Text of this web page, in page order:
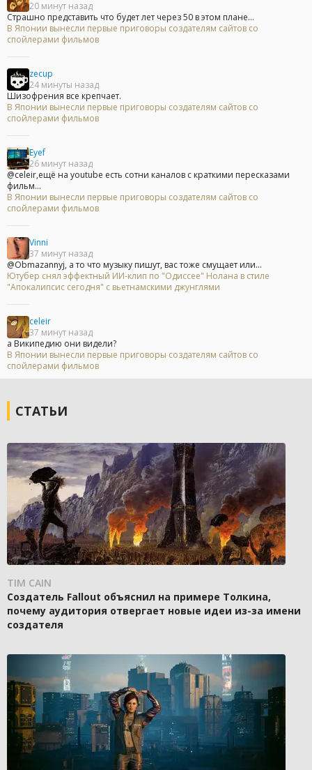
20 минут назад
Страшно представить что будет лет через 50 в этом плане...
В Японии вынесли первые приговоры создателям сайтов со
спойлерами фильмов
zecup
24 минуты назад
Шизофрения все крепчает.
В Японии вынесли первые приговоры создателям сайтов со
спойлерами фильмов
Eyef
26 минут назад
@celeir,ещё на youtube есть сотни каналов с краткими пересказами
фильм...
В Японии вынесли первые приговоры создателям сайтов со
спойлерами фильмов
Vinni
37 минут назад
@Obmazannyj, а то что музыку пишут, вас тоже смущает или...
Ютубер снял эффектный ИИ-клип по "Одиссее" Нолана в стиле
"Апокалипсис сегодня" с вьетнамскими джунглями
celeir
37 минут назад
а Википедию они видели?
В Японии вынесли первые приговоры создателям сайтов со
спойлерами фильмов
СТАТЬИ
TIM CAIN
Создатель Fallout объяснил на примере Толкина,
почему аудитория отвергает новые идеи из-за имени
создателя